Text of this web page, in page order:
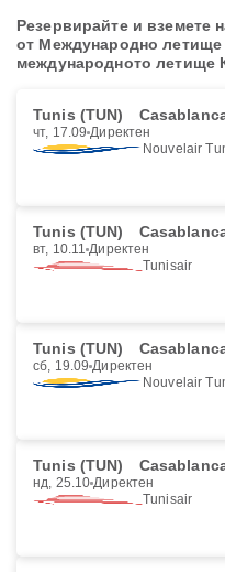
Резервирайте и вземете
от Международно летище
международното летище
Tunis (TUN)
чт, 17.09 Директен
Nouvelair
Tunis (TUN)
вт, 10.11 Директен
Tunisair
Tunis (TUN)
сб, 19.09 Директен
Nouvelair
Tunis (TUN)
нд, 25.10 Директен
Tunisair